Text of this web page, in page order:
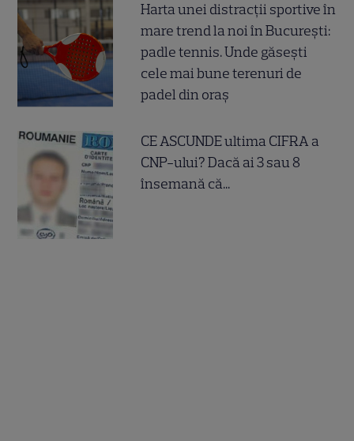
Harta unei distracții sportive în
mare trend la noi în București:
padle tennis. Unde găsești
cele mai bune terenuri de
padel din oraș
CE ASCUNDE ultima CIFRA a
CNP-ului? Dacă ai 3 sau 8
însemană că...